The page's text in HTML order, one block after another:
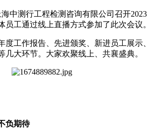
海中测行工程检测咨询有限公司召开2023
员工通过线上直播方式参加了此次会议。
度工作报告、先进颁奖、新进员工展示、
几大环节。大家欢聚线上、共襄盛典。
负期待